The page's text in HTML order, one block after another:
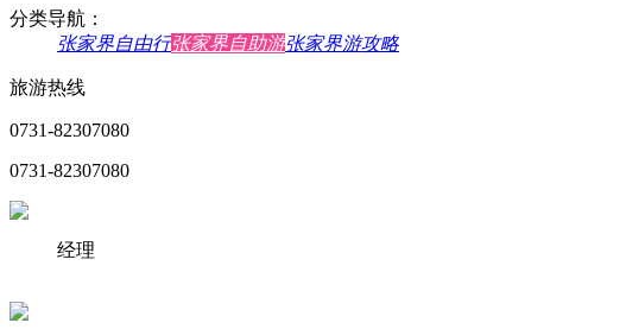
分类导航：
张家界自由行张家界自助游张家界游攻略
旅游热线
0731-82307080
0731-82307080
经理